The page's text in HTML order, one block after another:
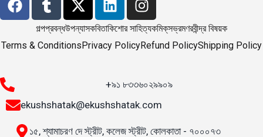
গল্পপ্রবন্ধউপন্যাসকবিতাকিশোর সাহিত্যকমিক্‌সভ্রমণরবীন্দ্র বিষয়ক
Terms & Conditions Privacy PolicyRefund PolicyShipping Policy
+৯১ ৮৩৩৬০২৯৯০৯
ekushshatak@ekushshatak.com
১৫, শ্যামাচরণ দে স্ট্রীট, কলেজ স্ট্রীট, কোলকাতা - ৭০০০৭৩